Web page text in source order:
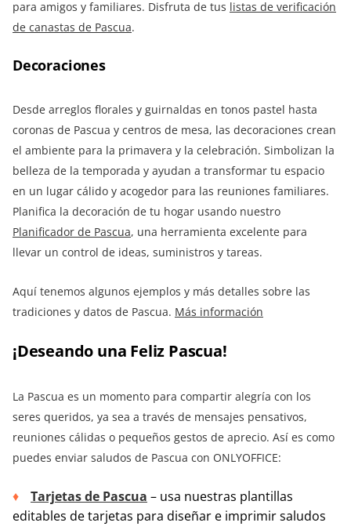
para amigos y familiares. Disfruta de tus listas de verificación
de canastas de Pascua.
Decoraciones
Desde arreglos florales y guirnaldas en tonos pastel hasta
coronas de Pascua y centros de mesa, las decoraciones crean
el ambiente para la primavera y la celebración. Simbolizan la
belleza de la temporada y ayudan a transformar tu espacio
en un lugar cálido y acogedor para las reuniones familiares.
Planifica la decoración de tu hogar usando nuestro
Planificador de Pascua, una herramienta excelente para
llevar un control de ideas, suministros y tareas.
Aquí tenemos algunos ejemplos y más detalles sobre las
tradiciones y datos de Pascua. Más información
¡Deseando una Feliz Pascua!
La Pascua es un momento para compartir alegría con los
seres queridos, ya sea a través de mensajes pensativos,
reuniones cálidas o pequeños gestos de aprecio. Así es como
puedes enviar saludos de Pascua con ONLYOFFICE:
Tarjetas de Pascua – usa nuestras plantillas
editables de tarjetas para diseñar e imprimir saludos